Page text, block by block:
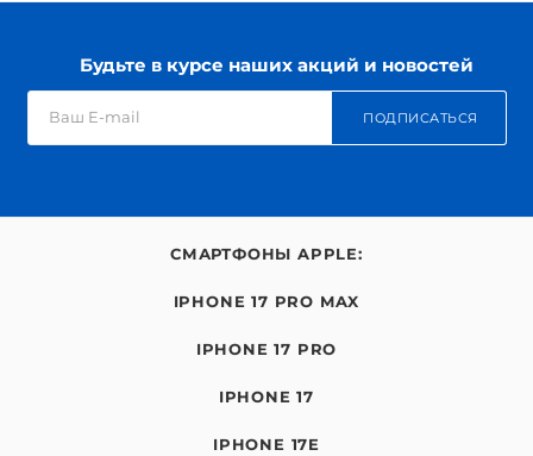
Будьте в курсе наших акций и новостей
ПОДПИСАТЬСЯ
СМАРТФОНЫ APPLE:
IPHONE 17 PRO MAX
IPHONE 17 PRO
IPHONE 17
IPHONE 17E